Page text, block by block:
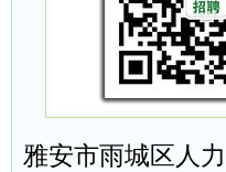
雅安市雨城区人